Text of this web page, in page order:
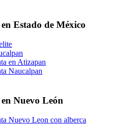
Estado de México
en Atizapan
Naucalpan
Nuevo León
Nuevo Leon con alberca